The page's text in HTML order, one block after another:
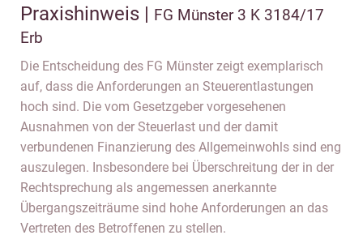
Praxishinweis | FG Münster 3 K 3184/17
Erb
Die Entscheidung des FG Münster zeigt exemplarisch
auf, dass die Anforderungen an Steuerentlastungen
hoch sind. Die vom Gesetzgeber vorgesehenen
Ausnahmen von der Steuerlast und der damit
verbundenen Finanzierung des Allgemeinwohls sind eng
auszulegen. Insbesondere bei Überschreitung der in der
Rechtsprechung als angemessen anerkannte
Übergangszeiträume sind hohe Anforderungen an das
Vertreten des Betroffenen zu stellen.